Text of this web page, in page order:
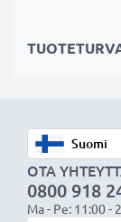
toimituksessa)
✔ Kotiteatteri-
✔
✔ Televisioon
✔ DVD- &
OTA
0800 918
Ma - Pe: 11:00 -